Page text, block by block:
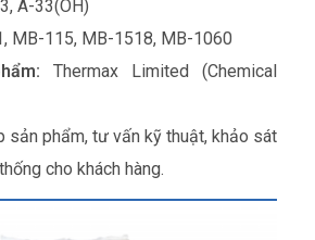
A-33(OH)
MB-115, MB-1518, MB-1060
Thermax Limited (Chemical
sản phẩm, tư vấn kỹ thuật, khảo sát
cho khách hàng.